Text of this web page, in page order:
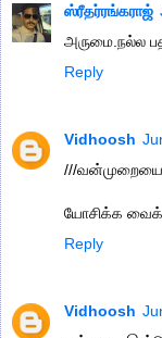
ஸ்ரீதர்ரங்கராஜ்
அருமை.நல்ல
Reply
Vidhoosh
///வன்முறையை
யோசிக்க
Reply
Vidhoosh